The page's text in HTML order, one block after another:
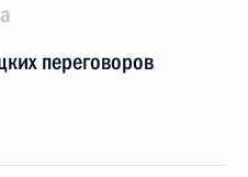
переговоров